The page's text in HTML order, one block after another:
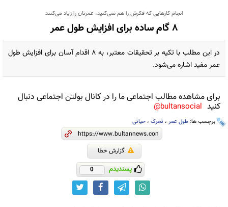
انجام کارهایی که فکرش را هم نمی‌کنید، عمرتان را زیاد می‌کنند
۸ گام ساده برای افزایش طول عمر
در این مطلب با تکیه بر تحقیقات معتبر، به ۸ اقدام آسان برای افزایش طول
عمر مفید اشاره می‌شود.
برای مشاهده مطالب اجتماعی ما را در کانال بولتن اجتماعی دنبال
کنید bultansocial@
برچسب ها: طول عمر ، تحرک ، حیاتی
گزارش خطا
پسندیدم 0